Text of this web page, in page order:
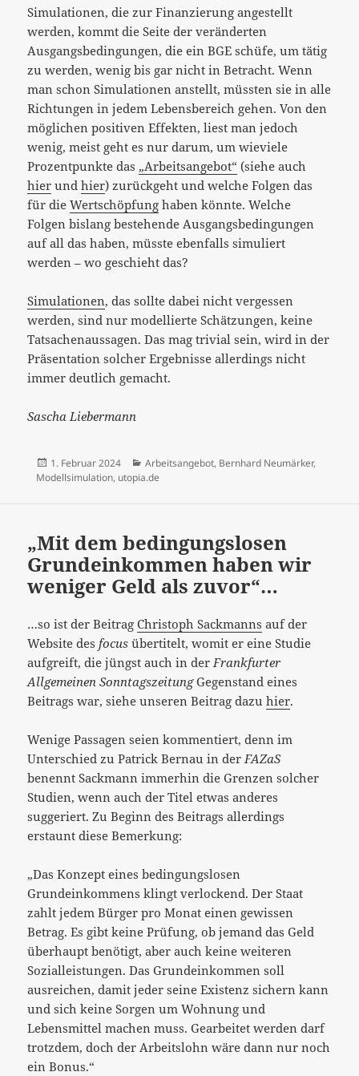
Simulationen, die zur Finanzierung angestellt
werden, kommt die Seite der veränderten
Ausgangsbedingungen, die ein BGE schüfe, um tätig
zu werden, wenig bis gar nicht in Betracht. Wenn
man schon Simulationen anstellt, müssten sie in alle
Richtungen in jedem Lebensbereich gehen. Von den
möglichen positiven Effekten, liest man jedoch
wenig, meist geht es nur darum, um wieviele
Prozentpunkte das „Arbeitsangebot“ (siehe auch
hier undhier) zurückgeht und welche Folgen das
für dieWertschöpfung haben könnte. Welche
Folgen bislang bestehende Ausgangsbedingungen
auf all das haben, müsste ebenfalls simuliert
werden – wo geschieht das?
Simulationen, das sollte dabei nicht vergessen
werden, sind nur modellierte Schätzungen, keine
Tatsachenaussagen. Das mag trivial sein, wird in der
Präsentation solcher Ergebnisse allerdings nicht
immer deutlich gemacht.
Sascha Liebermann
Veröffentlicht
am
1. Februar 2024 Kategorien
Arbeitsangebot, Bernhard Neumärker,
Modellsimulation, utopia.de
„Mit dem bedingungslosen
Grundeinkommen haben wir
weniger Geld als zuvor“…
…so ist der BeitragChristoph Sackmanns auf der
Website desfocus übertitelt, womit er eine Studie
aufgreift, die jüngst auch in derFrankfurter
Allgemeinen SonntagszeitungGegenstand eines
Beitrags war, siehe unseren Beitrag dazuhier.
Wenige Passagen seien kommentiert, denn im
Unterschied zu Patrick Bernau in derFAZaS
benennt Sackmann immerhin die Grenzen solcher
Studien, wenn auch der Titel etwas anderes
suggeriert. Zu Beginn des Beitrags allerdings
erstaunt diese Bemerkung:
„Das Konzept eines bedingungslosen
Grundeinkommens klingt verlockend. Der Staat
zahlt jedem Bürger pro Monat einen gewissen
Betrag. Es gibt keine Prüfung, ob jemand das Geld
überhaupt benötigt, aber auch keine weiteren
Sozialleistungen. Das Grundeinkommen soll
ausreichen, damit jeder seine Existenz sichern kann
und sich keine Sorgen um Wohnung und
Lebensmittel machen muss. Gearbeitet werden darf
trotzdem, doch der Arbeitslohn wäre dann nur noch
ein Bonus.“